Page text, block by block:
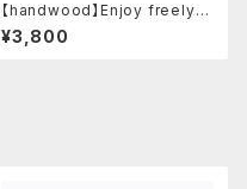
【handwood】Enjoy freely
前軸・八角形ストレート(ジュラル
ミン)
¥3,800